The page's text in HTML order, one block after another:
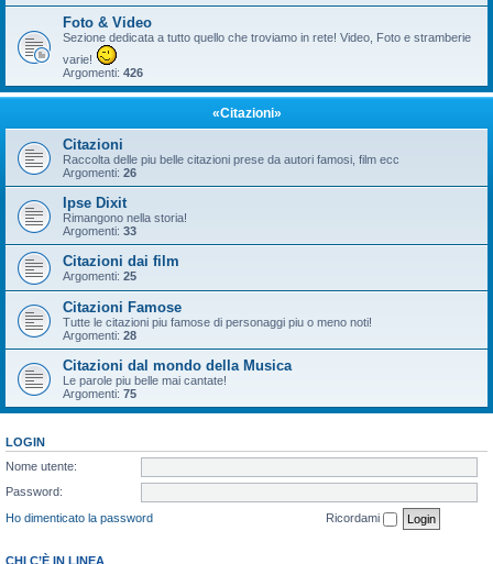
Foto & Video
Sezione dedicata a tutto quello che troviamo in rete! Video, Foto e stramberie
varie!
Argomenti: 426
«Citazioni»
Citazioni
Raccolta delle piu belle citazioni prese da autori famosi, film ecc
Argomenti: 26
Ipse Dixit
Rimangono nella storia!
Argomenti: 33
Citazioni dai film
Argomenti: 25
Citazioni Famose
Tutte le citazioni piu famose di personaggi piu o meno noti!
Argomenti: 28
Citazioni dal mondo della Musica
Le parole piu belle mai cantate!
Argomenti: 75
LOGIN
Nome utente:
Password:
Ho dimenticato la password
Ricordami
CHI C’È IN LINEA